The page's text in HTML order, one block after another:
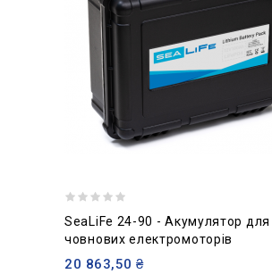
SeaLiFe 24-90 - Акумулятор для
човнових електромоторів
20 863,50 ₴